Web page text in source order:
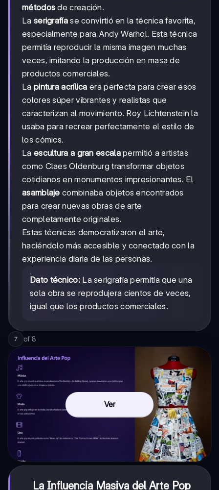
métodos de creación.
La serigrafíase convirtió en la técnica favorita,
especialmente para Andy Warhol. Esta técnica
permitía reproducir la misma imagen muchas
veces, imitando la producción en masa de
productos comerciales.
La pintura acrílica era perfecta para crear esos
colores súper vibrantes y realistas que
caracterizan al movimiento. Roy Lichtenstein la
usaba para recrear perfectamente el estilo de
los cómics.
La escultura a gran escalapermitió a artistas
como Claes Oldenburg transformar objetos
cotidianos en monumentos impresionantes. El
asamblaje combinaba objetos encontrados
para crear nuevas obras de arte
completamente originales.
Estas técnicas democratizaron el arte,
haciéndolo más accesible y conectado con la
experiencia diaria de las personas.
Dato técnico:La serigrafía permitía que una
sola obra se reprodujera cientos de veces,
igual que los productos comerciales.
7 of 8
Ver
La Influencia Masiva del Arte Pop